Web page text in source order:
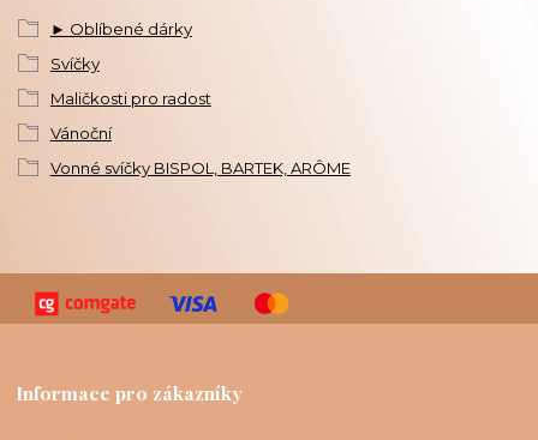
► Oblíbené dárky
Svíčky
Maličkosti pro radost
Vánoční
Vonné svíčky BISPOL, BARTEK, ARÔME
Informace pro zákazníky